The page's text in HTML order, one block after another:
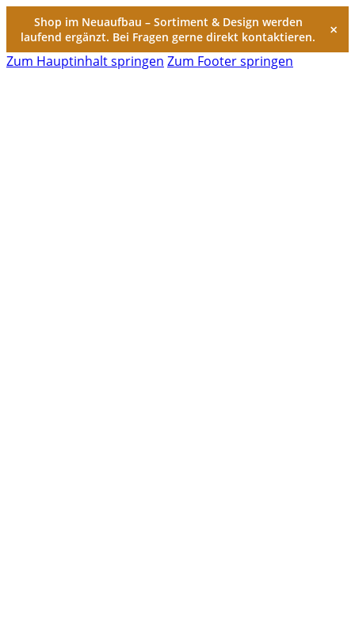
Shop im Neuaufbau – Sortiment & Design werden
laufend ergänzt. Bei Fragen gerne direkt kontaktieren.
×
Zum Hauptinhalt springen Zum Footer springen